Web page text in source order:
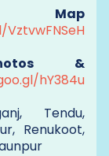
&
hY384u
Tendu,
Renukoot,